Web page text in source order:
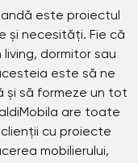
este proiectul
și necesități. Fie că
dormitor sau
este să ne
și să formeze un tot
are toate
cu proiecte
mobilierului,